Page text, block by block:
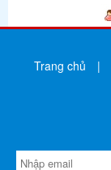
Trang chủ |